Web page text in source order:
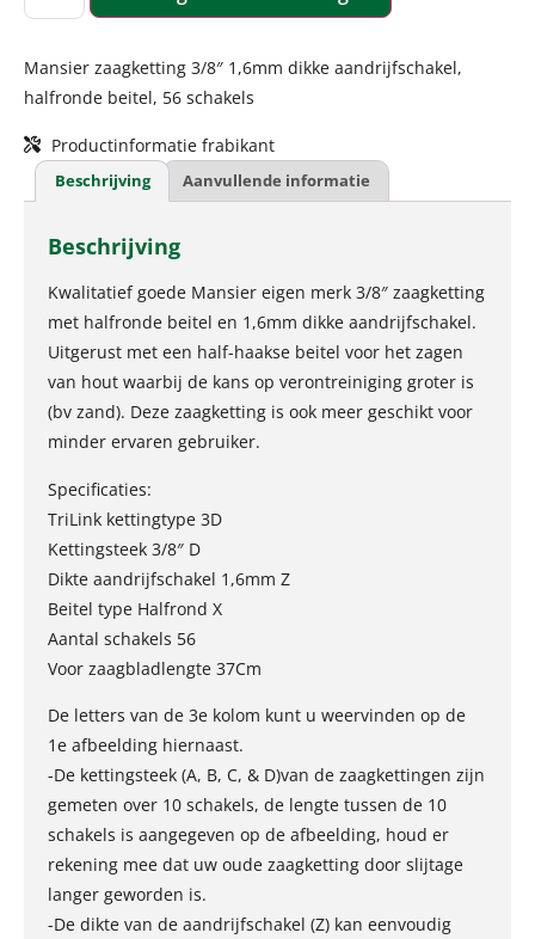
Mansier zaagketting 3/8″ 1,6mm dikke aandrijfschakel,
halfronde beitel, 56 schakels
Productinformatie frabikant
Beschrijving Aanvullende informatie
Beschrijving
Kwalitatief goede Mansier eigen merk 3/8″ zaagketting
met halfronde beitel en 1,6mm dikke aandrijfschakel.
Uitgerust met een half-haakse beitel voor het zagen
van hout waarbij de kans op verontreiniging groter is
(bv zand). Deze zaagketting is ook meer geschikt voor
minder ervaren gebruiker.
Specificaties:
TriLink kettingtype 3D
Kettingsteek 3/8″ D
Dikte aandrijfschakel 1,6mm Z
Beitel type Halfrond X
Aantal schakels 56
Voor zaagbladlengte 37Cm
De letters van de 3e kolom kunt u weervinden op de
1e afbeelding hiernaast.
-De kettingsteek (A, B, C, & D)van de zaagkettingen zijn
gemeten over 10 schakels, de lengte tussen de 10
schakels is aangegeven op de afbeelding, houd er
rekening mee dat uw oude zaagketting door slijtage
langer geworden is.
-De dikte van de aandrijfschakel (Z) kan eenvoudig